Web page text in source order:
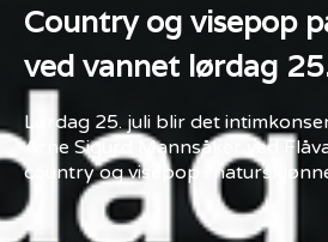
Country og visepop
ved vannet lørdag
Lørdag 25. juli blir det
Arne Sigurd Mannsåker ved
country og visepop i